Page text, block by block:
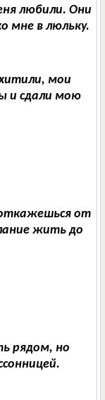
любили. Они
мне в люльку.
мои
и сдали мою
от
жить до
рядом, но